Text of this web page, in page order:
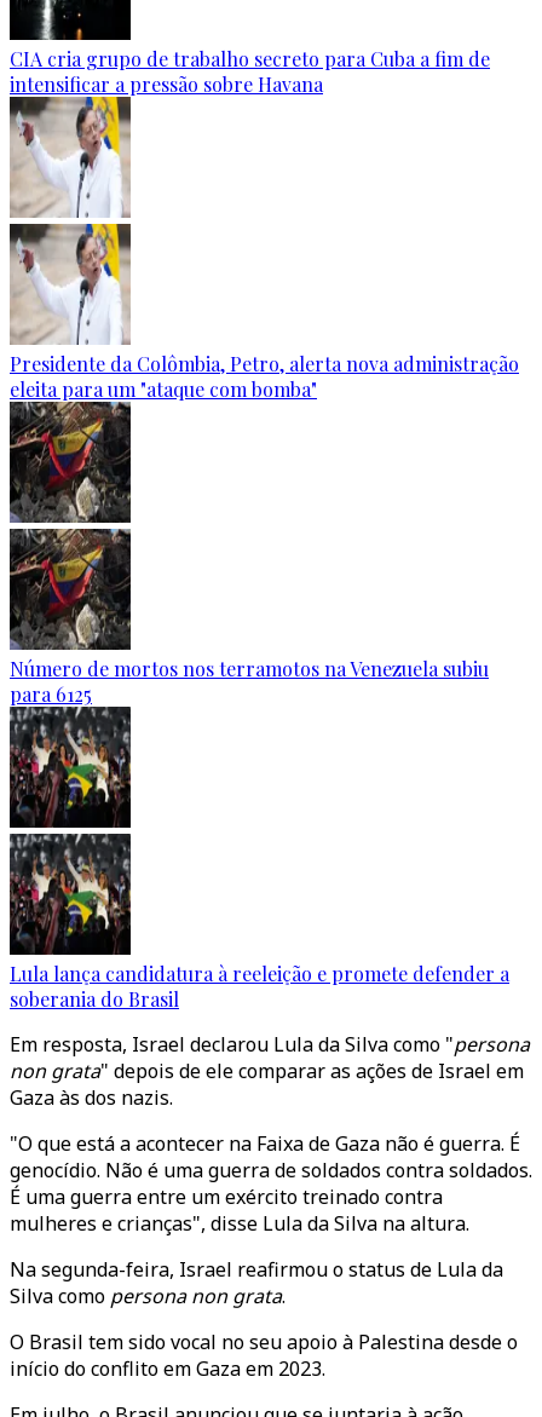
CIA cria grupo de trabalho secreto para Cuba a fim de
intensificar a pressão sobre Havana
Presidente da Colômbia, Petro, alerta nova administração
eleita para um "ataque com bomba"
Número de mortos nos terramotos na Venezuela subiu
para 6125
Lula lança candidatura à reeleição e promete defender a
soberania do Brasil
Em resposta, Israel declarou Lula da Silva como "persona
non grata" depois de ele comparar as ações de Israel em
Gaza às dos nazis.
"O que está a acontecer na Faixa de Gaza não é guerra. É
genocídio. Não é uma guerra de soldados contra soldados.
É uma guerra entre um exército treinado contra
mulheres e crianças", disse Lula da Silva na altura.
Na segunda-feira, Israel reafirmou o status de Lula da
Silva como persona non grata.
O Brasil tem sido vocal no seu apoio à Palestina desde o
início do conflito em Gaza em 2023.